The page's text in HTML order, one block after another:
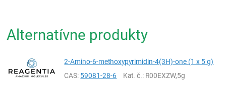
Alternatívne produkty
2-Amino-6-methoxypyrimidin-4(3H)-one (1 x 5 g)
CAS: 59081-28-6 Kat. č.: R00EXZW,5g